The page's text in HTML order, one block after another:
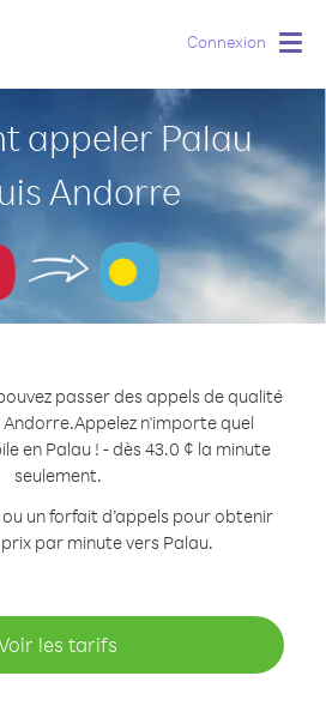
Connexion
appeler Palau
Andorre
passer des appels de qualité
Andorre.Appelez n'importe quel
en Palau ! - dès 43.0 ¢ la minute
seulement.
un forfait d’appels pour obtenir
par minute vers Palau.
les tarifs